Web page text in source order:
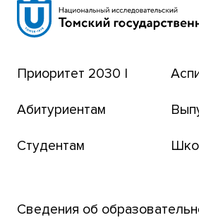
Сибирский ботанический
Томский региональный
Транссибирский научный
Парк социогуманитарных
Приоритет 2030 |
Абитуриентам
Студентам
Сведения об